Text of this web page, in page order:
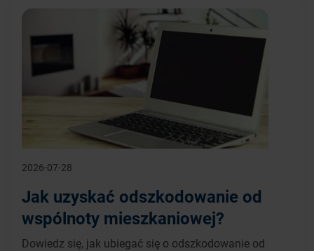
2026-07-28
Jak uzyskać odszkodowanie od
wspólnoty mieszkaniowej?
Dowiedz się, jak ubiegać się o odszkodowanie od